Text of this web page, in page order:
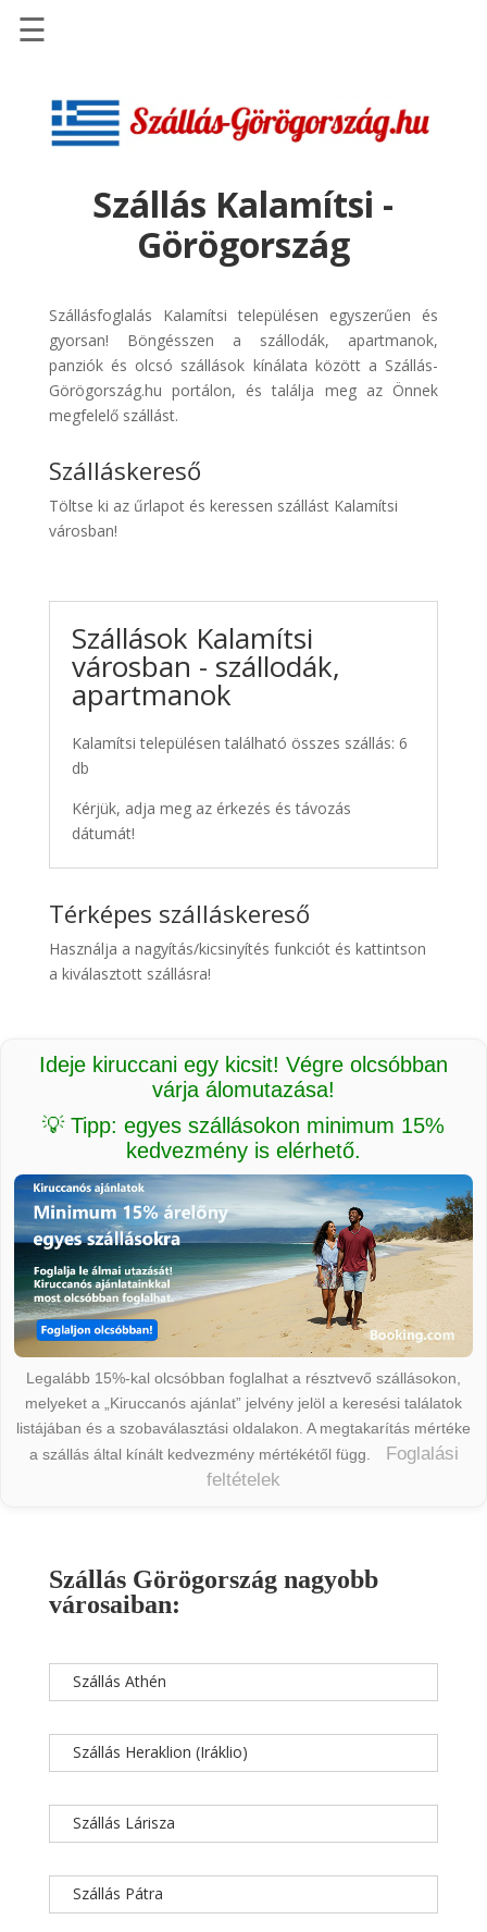
Szállások
Repülőjegy
pénzvisszatérítéssel
Discover
Cars
Transzfer
Kiwi
Taxi
☰
Szállás Kalamítsi -
Görögország
Szállásfoglalás Kalamítsi településen egyszerűen és
gyorsan! Böngésszen a szállodák, apartmanok,
panziók és olcsó szállások kínálata között a Szállás-
Görögország.hu portálon, és találja meg az Önnek
megfelelő szállást.
Szálláskereső
Töltse ki az űrlapot és keressen szállást Kalamítsi
városban!
Szállások Kalamítsi
városban - szállodák,
apartmanok
Kalamítsi településen található összes szállás: 6
db
Kérjük, adja meg az érkezés és távozás
dátumát!
Térképes szálláskereső
Használja a nagyítás/kicsinyítés funkciót és kattintson
a kiválasztott szállásra!
Ideje kiruccani egy kicsit! Végre olcsóbban
várja álomutazása!
💡 Tipp: egyes szállásokon minimum 15%
kedvezmény is elérhető.
Legalább 15%-kal olcsóbban foglalhat a résztvevő szállásokon,
melyeket a „Kiruccanós ajánlat” jelvény jelöl a keresési találatok
listájában és a szobaválasztási oldalakon. A megtakarítás mértéke
a szállás által kínált kedvezmény mértékétől függ.
Foglalási
feltételek
Szállás Görögország nagyobb
városaiban:
Szállás Athén
Szállás Heraklion (Iráklio)
Szállás Lárisza
Szállás Pátra